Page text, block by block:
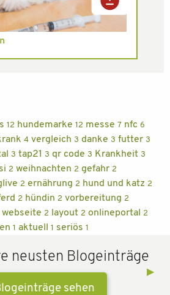
12 hundemarke 12 messe 7 nfc 6
4 vergleich 3 danke 3 futter 3
3 tap21 3 qr code 3 Krankheit 3
2 weihnachten 2 gefahr 2
2 ernährung 2 hund und katz 2
2 hündin 2 vorbereitung 2
webseite 2 layout 2 onlineportal 2
1 aktuell 1 seriös 1
neusten Blogeinträge
Next
▶︎
sehen